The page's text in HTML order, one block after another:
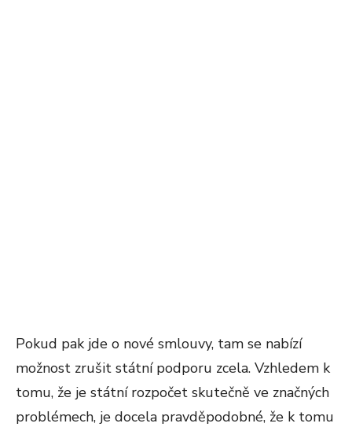
Pokud pak jde o nové smlouvy, tam se nabízí
možnost zrušit státní podporu zcela. Vzhledem k
tomu, že je státní rozpočet skutečně ve značných
problémech, je docela pravděpodobné, že k tomu